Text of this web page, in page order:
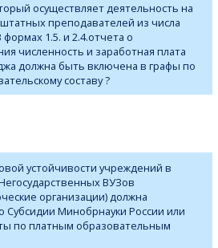
осуществляет деятельность на
преподавателей из числа
1.5. и 2.4.отчета о
численность и заработная плата
должна быть включена в графы по
составу ?
устойчивости учреждений в
ВУЗов
организации) должна
Субсидии Минобрнауки России или
по платным образовательным